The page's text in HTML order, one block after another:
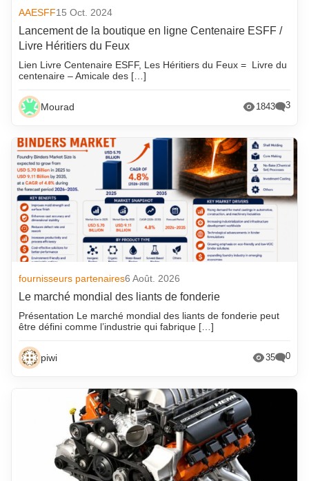
AAESFF15 Oct. 2024
Lancement de la boutique en ligne Centenaire ESFF /
Livre Héritiers du Feux
Lien Livre Centenaire ESFF, Les Héritiers du Feux = Livre du
centenaire – Amicale des […]
Mourad 1843 3
fournisseurs partenaires6 Août. 2026
Le marché mondial des liants de fonderie
Présentation Le marché mondial des liants de fonderie peut
être défini comme l’industrie qui fabrique […]
piwi 35 0